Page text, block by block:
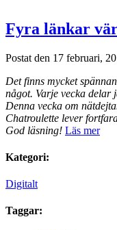
Fyra länkar
Postat den 17 februari,
Det finns mycket
något. Varje vecka delar
Denna vecka om
Chatroulette lever
God läsning! Läs mer
Kategori:
Digitalt
Taggar: